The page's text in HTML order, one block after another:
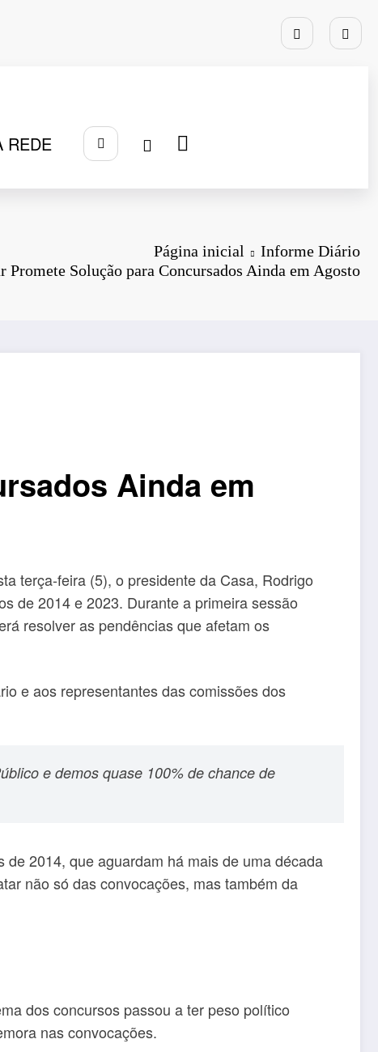
REDE
Página inicial
Informe Diário
Promete Solução para Concursados Ainda em Agosto
Ainda em
terça-feira (5), o presidente da Casa, Rodrigo
de 2014 e 2023. Durante a primeira sessão
resolver as pendências que afetam os
e aos representantes das comissões dos
e demos quase 100% de chance de
2014, que aguardam há mais de uma década
não só das convocações, mas também da
dos concursos passou a ter peso político
nas convocações.